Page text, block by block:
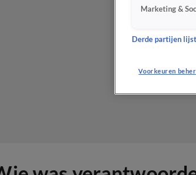
Marketing &
Derde partijen lijst
Voorkeuren